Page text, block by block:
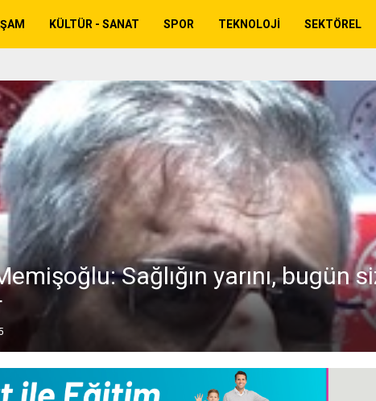
KÜLTÜR - SANAT SPOR TEKNOLOJI SEKTÖREL
Sağlığın yarını, bugün